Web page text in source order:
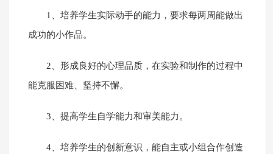
1、培养学生实际动手的能力，要求每两周能做出
成功的小作品。
2、形成良好的心理品质，在实验和制作的过程中
能克服困难、坚持不懈。
3、提高学生自学能力和审美能力。
4、培养学生的创新意识，能自主或小组合作创造